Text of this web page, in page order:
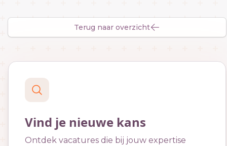
Terug naar overzicht
Vind je nieuwe kans
Ontdek vacatures die bij jouw expertise